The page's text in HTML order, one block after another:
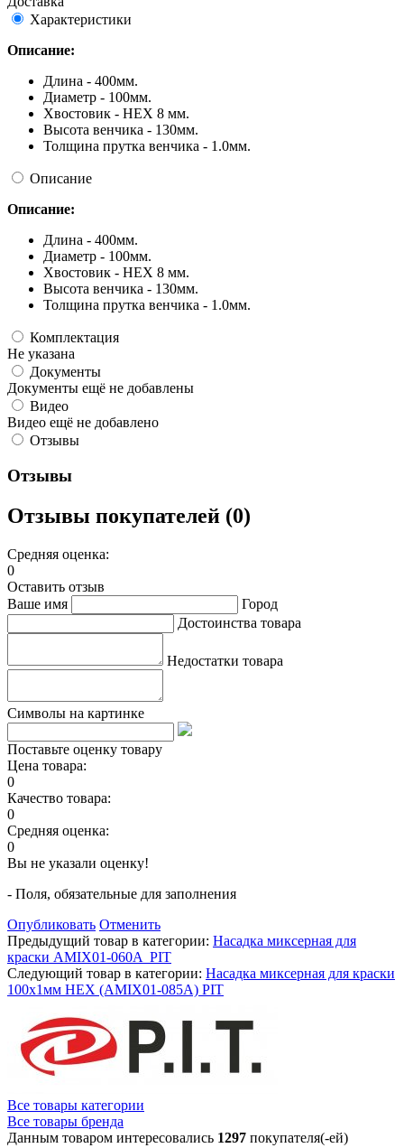
Характеристики
Описание:
Длина - 400мм.
Диаметр - 100мм.
Хвостовик - HEX 8 мм.
Высота венчика - 130мм.
Толщина прутка венчика - 1.0мм.
Описание
Описание:
Длина - 400мм.
Диаметр - 100мм.
Хвостовик - HEX 8 мм.
Высота венчика - 130мм.
Толщина прутка венчика - 1.0мм.
Комплектация
Не указана
Документы
Документы ещё не добавлены
Видео
Видео ещё не добавлено
Отзывы
Отзывы
Отзывы покупателей (0)
Средняя оценка:
0
Оставить отзыв
Ваше имя
Город
Достоинства товара
Недостатки товара
Символы на картинке
Поставьте оценку товару
Цена товара:
0
Качество товара:
0
Средняя оценка:
0
Вы не указали оценку!
- Поля, обязательные для заполнения
Опубликовать Отменить
Предыдущий товар в категории: Насадка миксерная для
краски AMIX01-060A PIT
Следующий товар в категории: Насадка миксерная для краски
100x1мм HEX (AMIX01-085A) PIT
Все товары категории
Все товары бренда
Данным товаром интересовались 1297 покупателя(-ей)